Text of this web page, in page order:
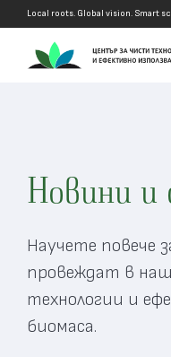
Local roots. Global vision. Smart
Новини и
Научете повече
провеждат в
технологии и
биомаса.